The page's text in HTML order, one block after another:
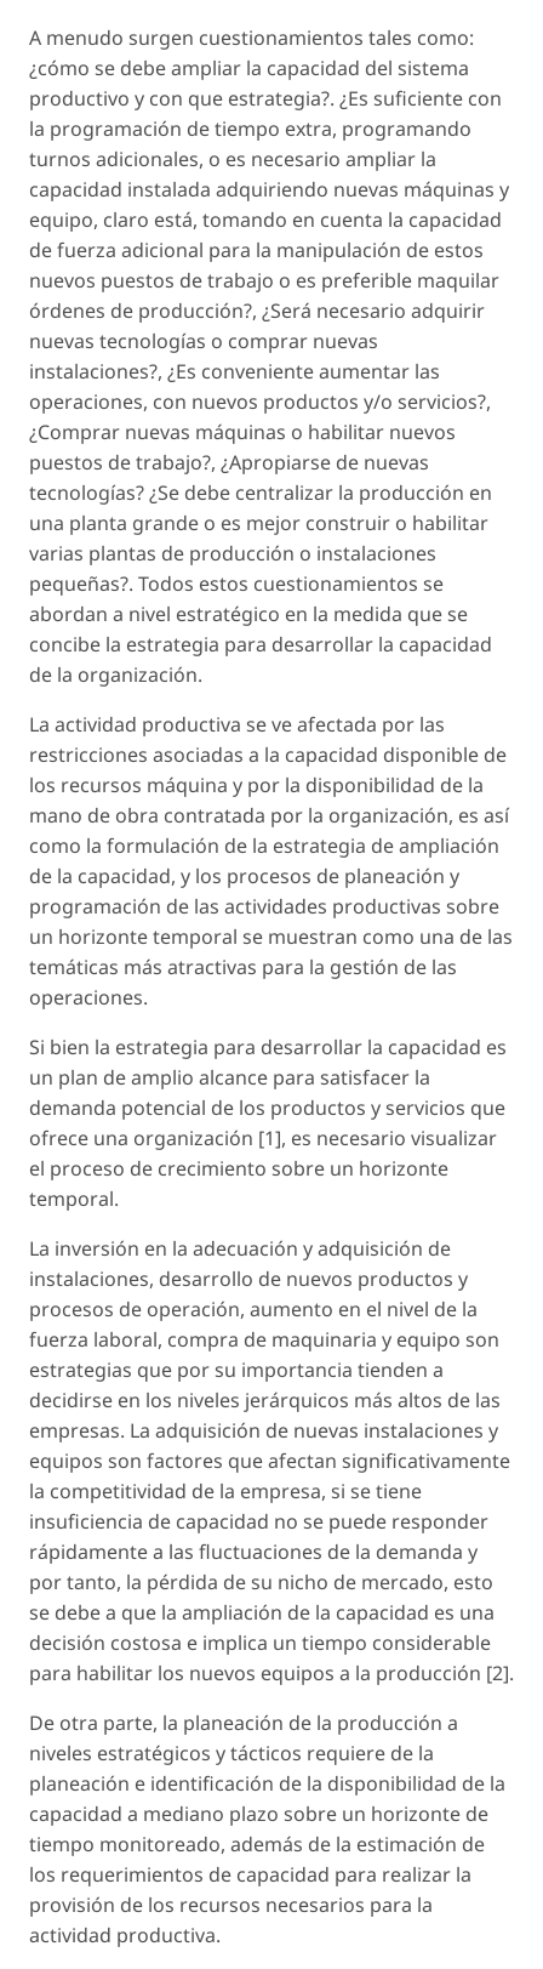
A menudo surgen cuestionamientos tales como:
¿cómo se debe ampliar la capacidad del sistema
productivo y con que estrategia?. ¿Es suficiente con
la programación de tiempo extra, programando
turnos adicionales, o es necesario ampliar la
capacidad instalada adquiriendo nuevas máquinas y
equipo, claro está, tomando en cuenta la capacidad
de fuerza adicional para la manipulación de estos
nuevos puestos de trabajo o es preferible maquilar
órdenes de producción?, ¿Será necesario adquirir
nuevas tecnologías o comprar nuevas
instalaciones?, ¿Es conveniente aumentar las
operaciones, con nuevos productos y/o servicios?,
¿Comprar nuevas máquinas o habilitar nuevos
puestos de trabajo?, ¿Apropiarse de nuevas
tecnologías? ¿Se debe centralizar la producción en
una planta grande o es mejor construir o habilitar
varias plantas de producción o instalaciones
pequeñas?. Todos estos cuestionamientos se
abordan a nivel estratégico en la medida que se
concibe la estrategia para desarrollar la capacidad
de la organización.
La actividad productiva se ve afectada por las
restricciones asociadas a la capacidad disponible de
los recursos máquina y por la disponibilidad de la
mano de obra contratada por la organización, es así
como la formulación de la estrategia de ampliación
de la capacidad, y los procesos de planeación y
programación de las actividades productivas sobre
un horizonte temporal se muestran como una de las
temáticas más atractivas para la gestión de las
operaciones.
Si bien la estrategia para desarrollar la capacidad es
un plan de amplio alcance para satisfacer la
demanda potencial de los productos y servicios que
ofrece una organización [1], es necesario visualizar
el proceso de crecimiento sobre un horizonte
temporal.
La inversión en la adecuación y adquisición de
instalaciones, desarrollo de nuevos productos y
procesos de operación, aumento en el nivel de la
fuerza laboral, compra de maquinaria y equipo son
estrategias que por su importancia tienden a
decidirse en los niveles jerárquicos más altos de las
empresas. La adquisición de nuevas instalaciones y
equipos son factores que afectan significativamente
la competitividad de la empresa, si se tiene
insuficiencia de capacidad no se puede responder
rápidamente a las fluctuaciones de la demanda y
por tanto, la pérdida de su nicho de mercado, esto
se debe a que la ampliación de la capacidad es una
decisión costosa e implica un tiempo considerable
para habilitar los nuevos equipos a la producción [2].
De otra parte, la planeación de la producción a
niveles estratégicos y tácticos requiere de la
planeación e identificación de la disponibilidad de la
capacidad a mediano plazo sobre un horizonte de
tiempo monitoreado, además de la estimación de
los requerimientos de capacidad para realizar la
provisión de los recursos necesarios para la
actividad productiva.